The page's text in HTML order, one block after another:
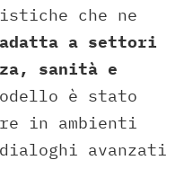
che ne
a settori
sanità e
è stato
in ambienti
avanzati